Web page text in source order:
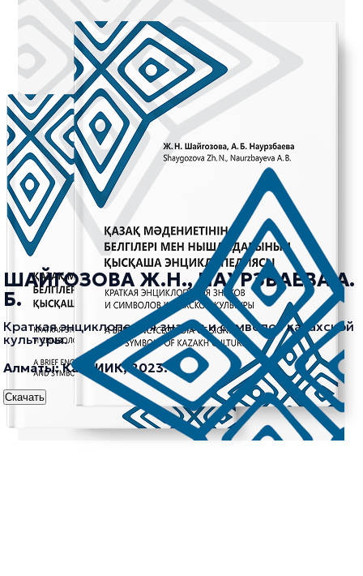
ШАЙГОЗОВА Ж.Н., НАУРЗБАЕВА А.
Б.
Краткая энциклопедия знаков и символов казахской
культуры.
Алматы: КазНИИК, 2023.
Скачать